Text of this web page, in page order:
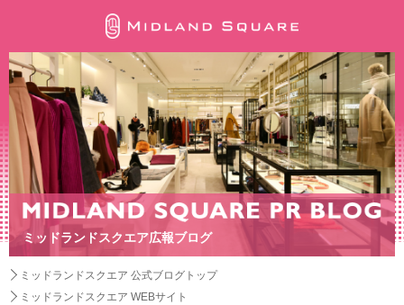
ミッドランドスクエア広報ブログ
ミッドランドスクエア 公式ブログトップ
ミッドランドスクエア WEBサイト